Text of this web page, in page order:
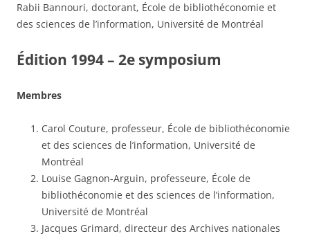
Rabii Bannouri, doctorant, École de bibliothéconomie et
des sciences de l’information, Université de Montréal
Édition 1994 – 2e symposium
Membres
Carol Couture, professeur, École de bibliothéconomie
et des sciences de l’information, Université de
Montréal
Louise Gagnon-Arguin, professeure, École de
bibliothéconomie et des sciences de l’information,
Université de Montréal
Jacques Grimard, directeur des Archives nationales